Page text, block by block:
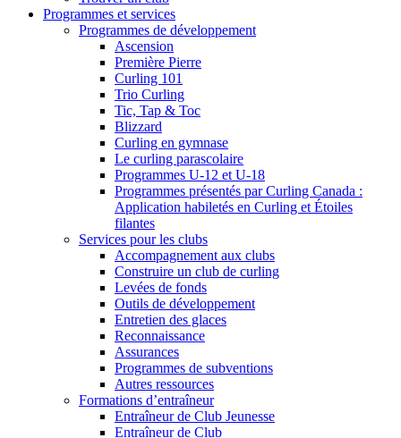
Programmes et services
Programmes de développement
Ascension
Première Pierre
Curling 101
Trio Curling
Tic, Tap & Toc
Blizzard
Curling en gymnase
Le curling parascolaire
Programmes U-12 et U-18
Programmes présentés par Curling Canada :
Application habiletés en Curling et Étoiles
filantes
Services pour les clubs
Accompagnement aux clubs
Construire un club de curling
Levées de fonds
Outils de développement
Entretien des glaces
Reconnaissance
Assurances
Programmes de subventions
Autres ressources
Formations d’entraîneur
Entraîneur de Club Jeunesse
Entraîneur de Club